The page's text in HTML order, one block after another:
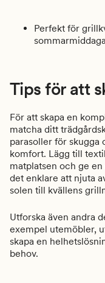
Perfekt för
Tips för att
För att skapa en
matcha ditt
parasoller för skugga
komfort. Lägg till
matplatsen och ge
det enklare att njuta
solen till kvällens
Utforska även andra
exempel utemöbler,
skapa en
behov.